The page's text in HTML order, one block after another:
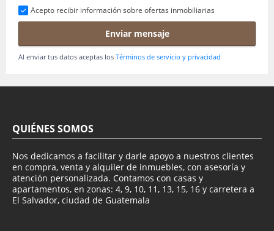
Acepto recibir información sobre ofertas inmobiliarias
Enviar mensaje
Al enviar tus datos aceptas los Términos de servicio y privacidad
QUIÉNES SOMOS
Nos dedicamos a facilitar y darle apoyo a nuestros clientes
en compra, venta y alquiler de inmuebles, con asesoría y
atención personalizada. Contamos con casas y
apartamentos, en zonas: 4, 9, 10, 11, 13, 15, 16 y carretera a
El Salvador, ciudad de Guatemala